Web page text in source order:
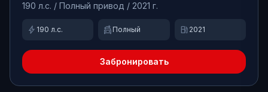
190 л.с. / Полный привод / 2021 г.
bolt 190 л.с. swap_driving_apps Полный local_gas_station 2021
Забронировать
от6500₽/сут.